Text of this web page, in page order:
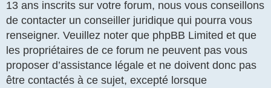
13 ans inscrits sur votre forum, nous vous conseillons
de contacter un conseiller juridique qui pourra vous
renseigner. Veuillez noter que phpBB Limited et que
les propriétaires de ce forum ne peuvent pas vous
proposer d’assistance légale et ne doivent donc pas
être contactés à ce sujet, excepté lorsque